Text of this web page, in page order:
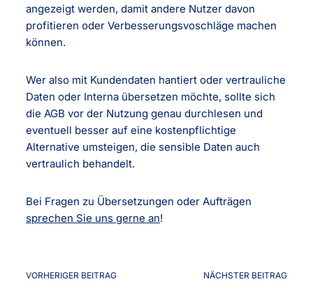
angezeigt werden, damit andere Nutzer davon
profitieren oder Verbesserungsvoschläge machen
können.
Wer also mit Kundendaten hantiert oder vertrauliche
Daten oder Interna übersetzen möchte, sollte sich
die AGB vor der Nutzung genau durchlesen und
eventuell besser auf eine kostenpflichtige
Alternative umsteigen, die sensible Daten auch
vertraulich behandelt.
Bei Fragen zu Übersetzungen oder Aufträgen
sprechen Sie uns gerne an!
VORHERIGER BEITRAG NÄCHSTER BEITRAG